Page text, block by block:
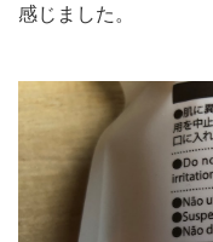
感じました。